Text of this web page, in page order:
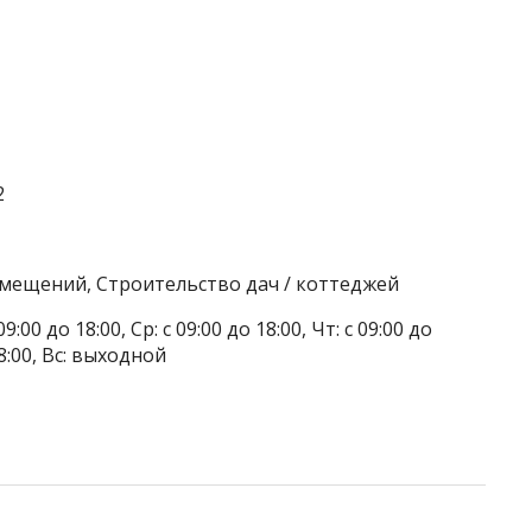
Строительство дач / коттеджей
до 18:00, Ср: с 09:00 до 18:00, Чт: с 09:00 до
Вс: выходной